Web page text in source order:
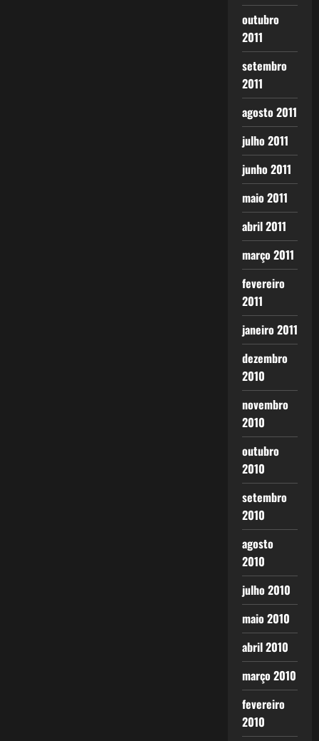
outubro
2011
setembro
2011
agosto 2011
julho 2011
junho 2011
maio 2011
abril 2011
março 2011
fevereiro
2011
janeiro 2011
dezembro
2010
novembro
2010
outubro
2010
setembro
2010
agosto
2010
julho 2010
maio 2010
abril 2010
março 2010
fevereiro
2010